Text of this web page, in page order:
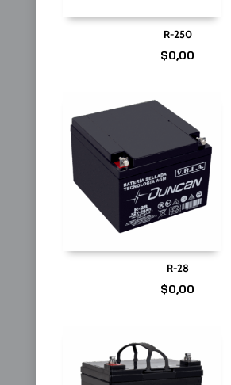
R-250
$0,00
R-28
$0,00